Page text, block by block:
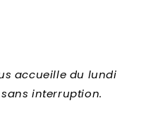
accueille du lundi
sans interruption.